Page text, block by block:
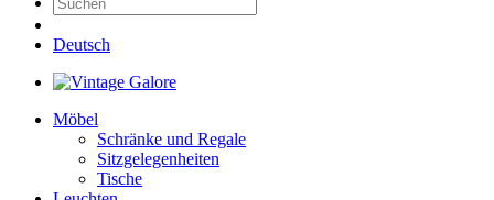
Deutsch
Möbel
Schränke und Regale
Sitzgelegenheiten
Tische